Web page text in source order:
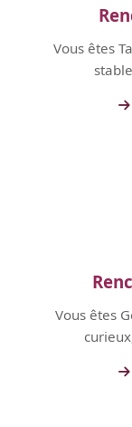
Vous êtes
Vous êtes